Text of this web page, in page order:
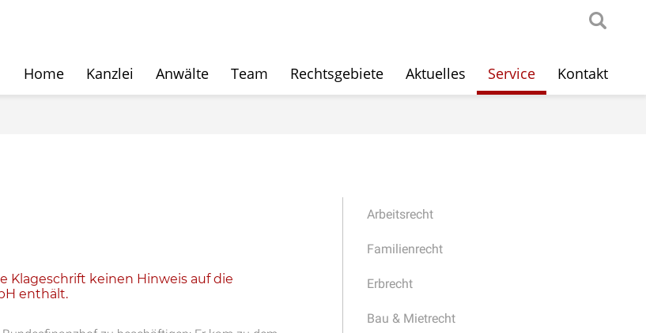
Home Kanzlei Anwälte Team Rechtsgebiete Aktuelles Service Kontakt
Arbeitsrecht
Familienrecht
Erbrecht
Bau & Mietrecht
Klageschrift keinen Hinweis auf die
enthält.